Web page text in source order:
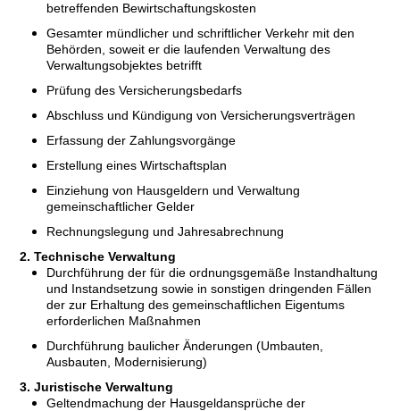
betreffenden Bewirtschaftungskosten
Gesamter mündlicher und schriftlicher Verkehr mit den
Behörden, soweit er die laufenden Verwaltung des
Verwaltungsobjektes betrifft
Prüfung des Versicherungsbedarfs
Abschluss und Kündigung von Versicherungsverträgen
Erfassung der Zahlungsvorgänge
Erstellung eines Wirtschaftsplan
Einziehung von Hausgeldern und Verwaltung
gemeinschaftlicher Gelder
Rechnungslegung und Jahresabrechnung
2. Technische Verwaltung
Durchführung der für die ordnungsgemäße Instandhaltung
und Instandsetzung sowie in sonstigen dringenden Fällen
der zur Erhaltung des gemeinschaftlichen Eigentums
erforderlichen Maßnahmen
Durchführung baulicher Änderungen (Umbauten,
Ausbauten, Modernisierung)
3. Juristische Verwaltung
Geltendmachung der Hausgeldansprüche der